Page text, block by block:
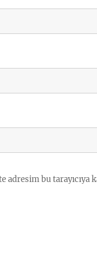
adresim bu tarayıcıya